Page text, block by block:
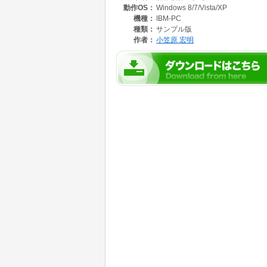
ると確信しています。
また、配筋の多様性に柔軟に対応できる汎用性
【概要・特長】
2.部位ファイル(10種類)により計算・集計。
3.総集計ファイルでは、各部位の階別数量を自
4.修正による計算書の印刷・差替えが容易。
5.各部位特長
動作OS： Windows 8/7/Vista/XP
機種：
IBM-PC
種類： サンプル版
作者： 小笠原 宏明